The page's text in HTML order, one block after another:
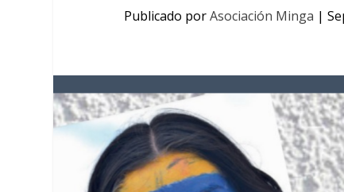
Publicado porAsociación Minga |